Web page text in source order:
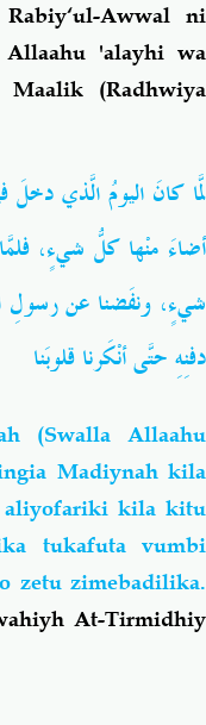
Awwal ni
'alayhi wa
(Radhwiya
لمَّا كانَ اليومُ الَّذي دخلَ
أضاءَ منْها كلُّ شيءٍ،
شيءٍ، ونفَضنا عن رسولِ
دفنِهِ حتَّى أنْكَرنا قلوبَنا
(Swalla Allaahu
Madiynah kila
aliyofariki kila kitu
tukafuta vumbi
zetu zimebadilika.
At-Tirmidhiy